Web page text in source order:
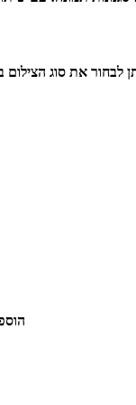
לבחור את סוג הצילום